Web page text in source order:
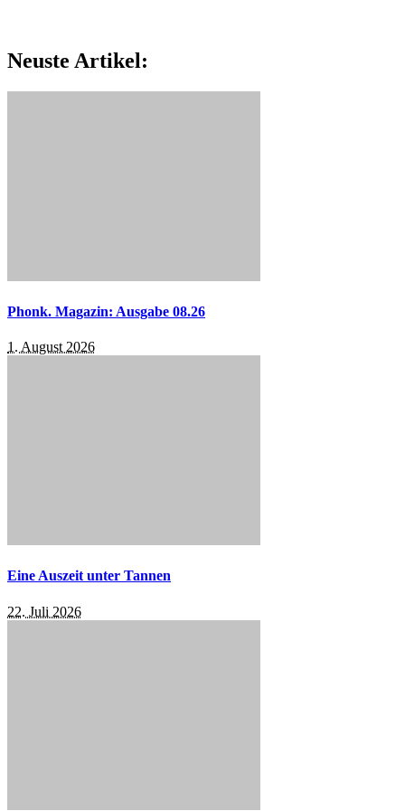
Neuste Artikel:
Phonk. Magazin: Ausgabe 08.26
1. August 2026
Eine Auszeit unter Tannen
22. Juli 2026